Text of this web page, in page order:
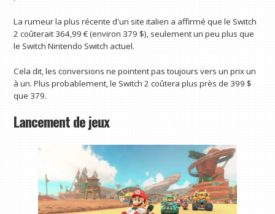
La rumeur la plus récente d'un site italien a affirmé que le Switch
2 coûterait 364,99 € (environ 379 $), seulement un peu plus que
le Switch Nintendo Switch actuel.
Cela dit, les conversions ne pointent pas toujours vers un prix un
à un. Plus probablement, le Switch 2 coûtera plus près de 399 $
que 379.
Lancement de jeux